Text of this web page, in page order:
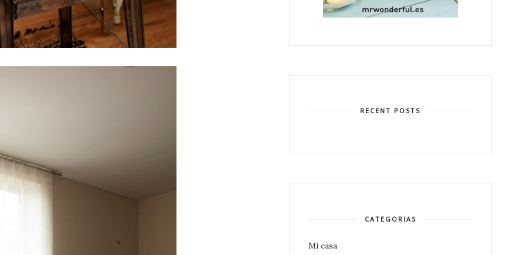
RECENT POSTS
CATEGORIAS
Mi casa